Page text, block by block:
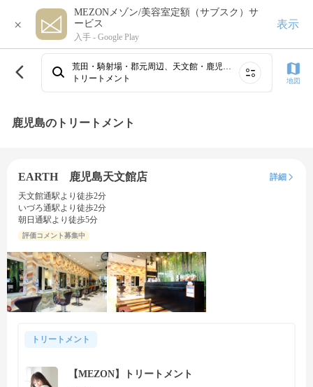
×
MEZONメゾン/美容室定額（サブスク）サ
ービス
入手 - Google Play
表示
トリートメント
地図
鹿児島のトリートメント
EARTH 鹿児島天文館店
詳細
天文館通駅より徒歩2分
いづろ通駅より徒歩2分
朝日通駅より徒歩5分
評価コメント募集中
トリートメント
【MEZON】トリートメント